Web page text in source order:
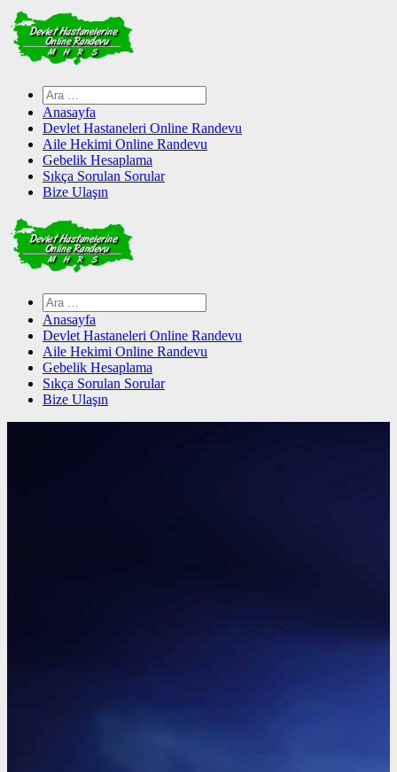
Skip
to
content
Arama:
Anasayfa
Devlet Hastaneleri Online Randevu
Aile Hekimi Online Randevu
Gebelik Hesaplama
Sıkça Sorulan Sorular
Bize Ulaşın
Arama:
Anasayfa
Devlet Hastaneleri Online Randevu
Aile Hekimi Online Randevu
Gebelik Hesaplama
Sıkça Sorulan Sorular
Bize Ulaşın